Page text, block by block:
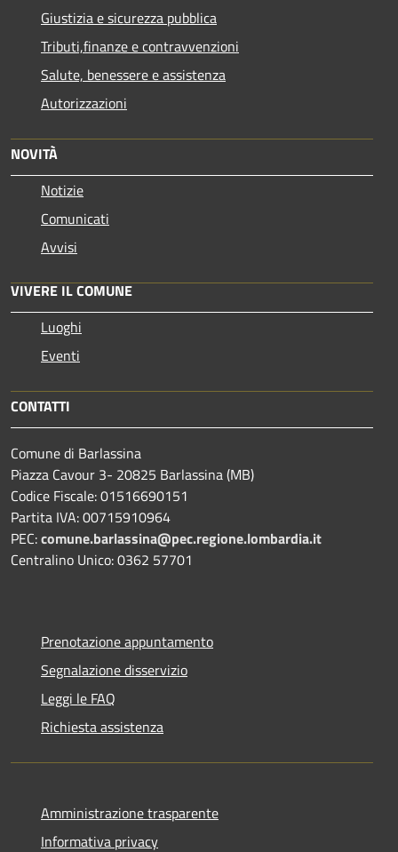
Giustizia e sicurezza pubblica
Tributi,finanze e contravvenzioni
Salute, benessere e assistenza
Autorizzazioni
NOVITÀ
Notizie
Comunicati
Avvisi
VIVERE IL COMUNE
Luoghi
Eventi
CONTATTI
Comune di Barlassina
Piazza Cavour 3- 20825 Barlassina (MB)
Codice Fiscale: 01516690151
Partita IVA: 00715910964
PEC:comune.barlassina@pec.regione.lombardia.it
Centralino Unico: 0362 57701
Prenotazione appuntamento
Segnalazione disservizio
Leggi le FAQ
Richiesta assistenza
Amministrazione trasparente
Informativa privacy